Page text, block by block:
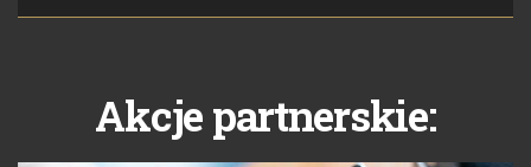
Akcje partnerskie: